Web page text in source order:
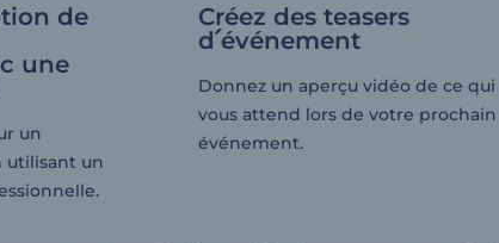
de
une
un
utilisant un
Créez des teasers
d՛événement
Donnez un aperçu vidéo de ce qui
vous attend lors de votre prochain
événement.